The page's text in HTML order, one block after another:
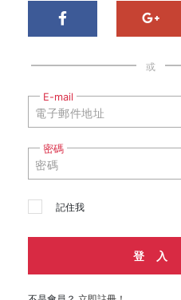
或
E-mail
密碼
記住我
登 入